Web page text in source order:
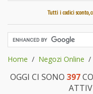
Tutti i codici sconto,
Home Negozi Online
OGGI CI SONO 397